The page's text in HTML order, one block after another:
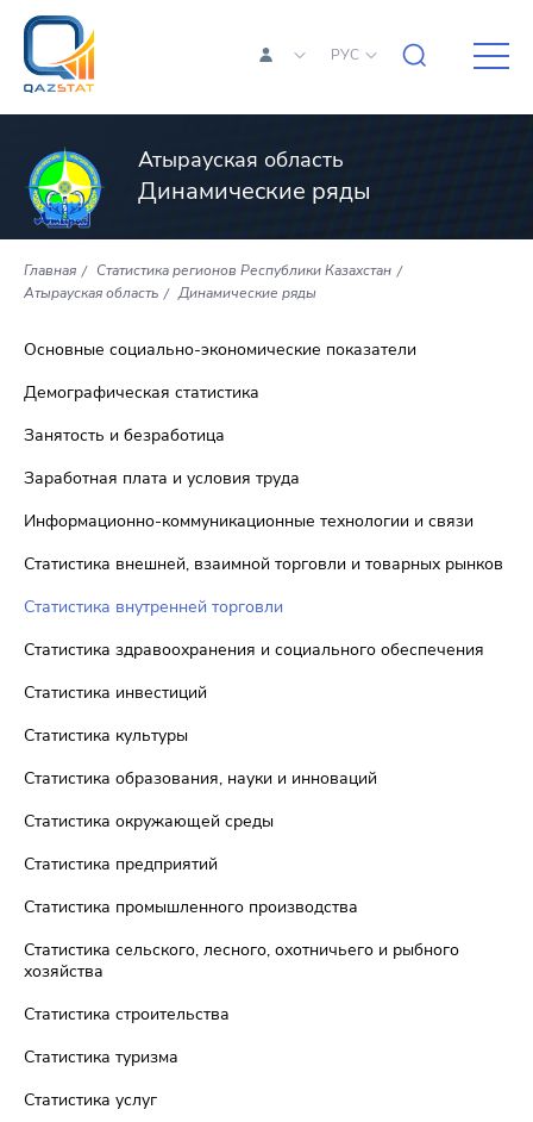
РУС
Атырауская область
Динамические ряды
Главная
Статистика регионов Республики Казахстан
Атырауская область
Динамические ряды
Основные социально-экономические показатели
Демографическая статистика
Занятость и безработица
Заработная плата и условия труда
Информационно-коммуникационные технологии и связи
Статистика внешней, взаимной торговли и товарных рынков
Статистика внутренней торговли
Статистика здравоохранения и социального обеспечения
Статистика инвестиций
Статистика культуры
Статистика образования, науки и инноваций
Статистика окружающей среды
Статистика предприятий
Статистика промышленного производства
Статистика сельского, лесного, охотничьего и рыбного
хозяйства
Статистика строительства
Статистика туризма
Статистика услуг